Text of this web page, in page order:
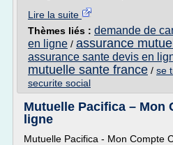
Lire la suite
Thèmes liés : demande de
en ligne / assurance
assurance sante devis en
mutuelle sante france / se
securite social
Mutuelle Pacifica – Mon
ligne
Mutuelle Pacifica - Mon Compte